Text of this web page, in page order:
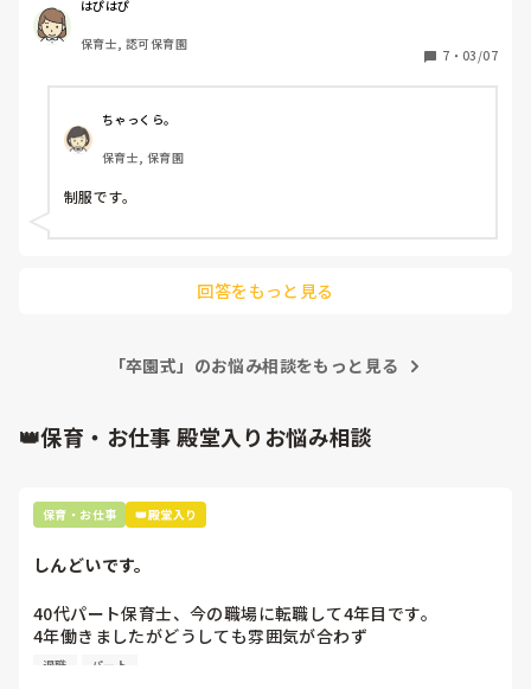
は担任は袴スタイルが多かった印象ですが、最近はどうです
か？
はぴはぴ
保育士, 認可保育園
7 ・ 03/07
ちゃっくら。
保育士, 保育園
制服です。
回答をもっと見る
「卒園式」のお悩み相談をもっと見る
👑保育・お仕事 殿堂入りお悩み相談
保育・お仕事 👑殿堂入り
しんどいです。
40代パート保育士、今の職場に転職して4年目です。
4年働きましたがどうしても雰囲気が合わず
退職しようと思っています。
退職 パート